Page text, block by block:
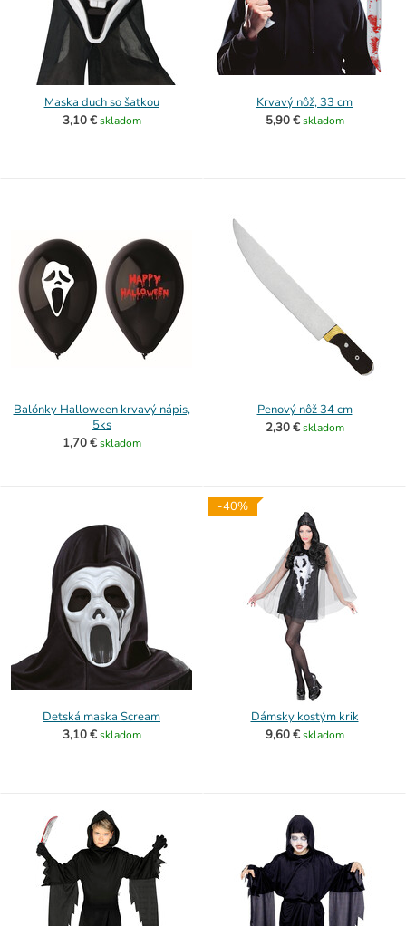
Maska duch so šatkou
3,10 € skladom
Krvavý nôž, 33 cm
5,90 € skladom
Balónky Halloween krvavý nápis,
5ks
1,70 € skladom
Penový nôž 34 cm
2,30 € skladom
Detská maska Scream
3,10 € skladom
-40%
Dámsky kostým krik
9,60 € skladom